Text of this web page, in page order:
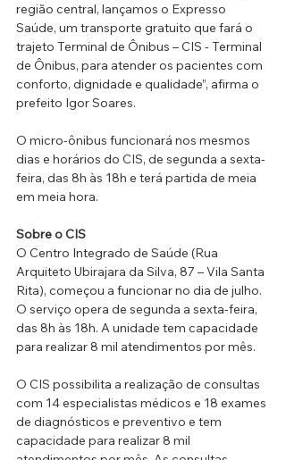
região central, lançamos o Expresso
Saúde, um transporte gratuito que fará o
trajeto Terminal de Ônibus – CIS - Terminal
de Ônibus, para atender os pacientes com
conforto, dignidade e qualidade”, afirma o
prefeito Igor Soares.
O micro-ônibus funcionará nos mesmos
dias e horários do CIS, de segunda a sexta-
feira, das 8h às 18h e terá partida de meia
em meia hora.
Sobre o CIS
O Centro Integrado de Saúde (Rua
Arquiteto Ubirajara da Silva, 87 – Vila Santa
Rita), começou a funcionar no dia de julho.
O serviço opera de segunda a sexta-feira,
das 8h às 18h. A unidade tem capacidade
para realizar 8 mil atendimentos por mês.
O CIS possibilita a realização de consultas
com 14 especialistas médicos e 18 exames
de diagnósticos e preventivo e tem
capacidade para realizar 8 mil